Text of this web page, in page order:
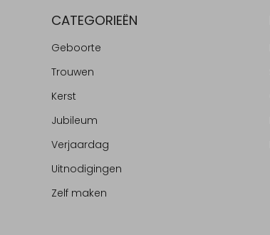
CATEGORIEËN
Geboorte
Trouwen
Kerst
Jubileum
Verjaardag
Uitnodigingen
Zelf maken